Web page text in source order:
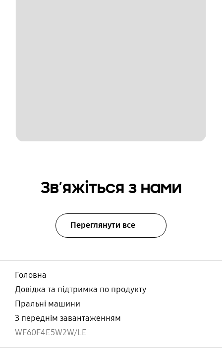
Зв’яжіться з нами
Переглянути все
Головна
Довідка та підтримка по продукту
Пральні машини
З переднім завантаженням
WF60F4E5W2W/LE